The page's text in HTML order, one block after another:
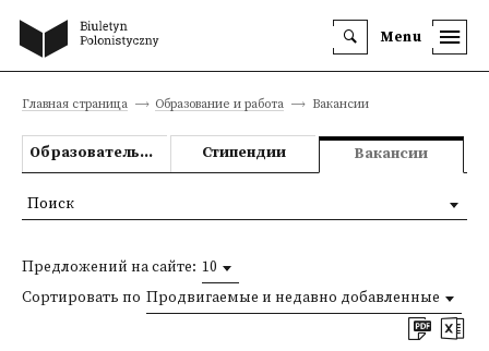
Menu
Главная страница Образование и работа Вакансии
Образовательные предложения Стипендии Вакансии
Предложений на сайте: 10
Сортировать по Продвигаемые и недавно добавленные
Поиск